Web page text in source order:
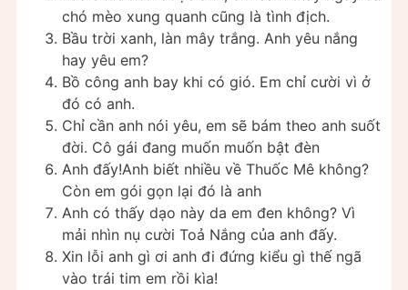
chó mèo xung quanh cũng là tình địch.
Bầu trời xanh, làn mây trắng. Anh yêu nắng
hay yêu em?
Bồ công anh bay khi có gió. Em chỉ cười vì ở
đó có anh.
Chỉ cần anh nói yêu, em sẽ bám theo anh suốt
đời. Cô gái đang muốn muốn bật đèn
Anh đấy!Anh biết nhiều về Thuốc Mê không?
Còn em gói gọn lại đó là anh
Anh có thấy dạo này da em đen không? Vì
mải nhìn nụ cười Toả Nắng của anh đấy.
Xin lỗi anh gì ơi anh đi đứng kiểu gì thế ngã
vào trái tim em rồi kìa!